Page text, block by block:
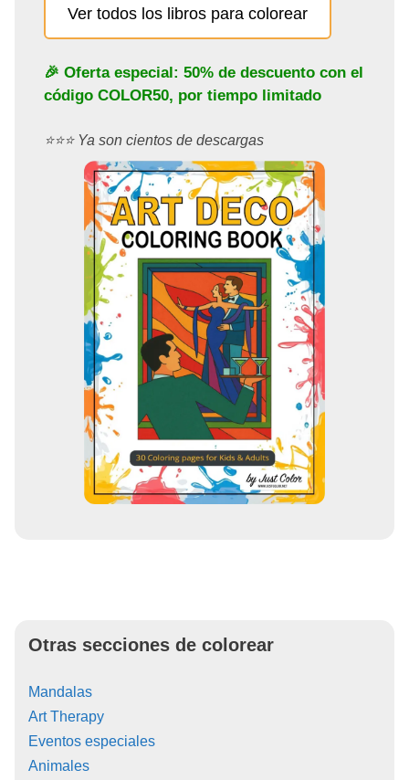
Ver todos los libros para colorear
🎉 Oferta especial: 50% de descuento con el
código COLOR50, por tiempo limitado
⭐️⭐️⭐️ Ya son cientos de descargas
Otras secciones de colorear
Mandalas
Art Therapy
Eventos especiales
Animales